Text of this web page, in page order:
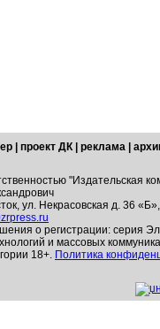
проект ДК реклама
"Издательская
ул. Некрасовская д. 36
о регистрации: серия
и массовых
18+. Политика